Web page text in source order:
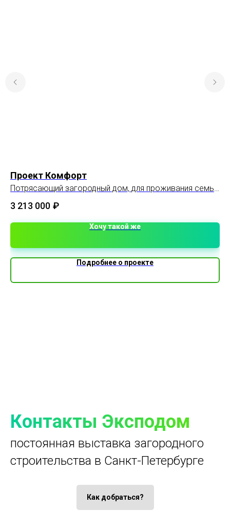
Проект Комфорт
Потрясающий загородный дом, для проживания семьи
3 213 000 ₽
Хочу такой же
Подробнее о проекте
Контакты Эксподом
постоянная выставка загородного
строительства в Санкт-Петербурге
Как добраться?